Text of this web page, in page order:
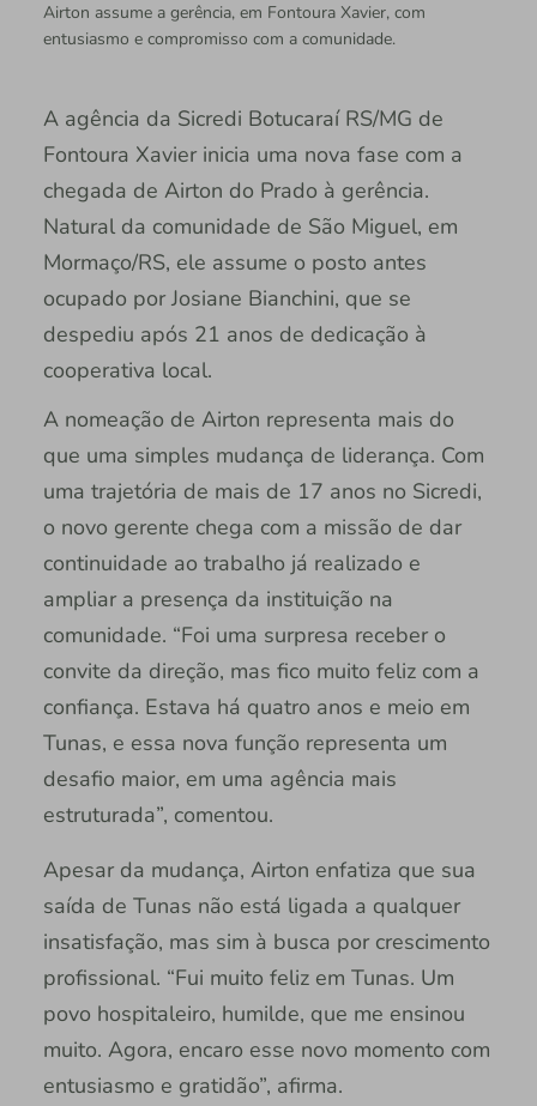
Airton assume a gerência, em Fontoura Xavier, com
entusiasmo e compromisso com a comunidade.
A agência da Sicredi Botucaraí RS/MG de
Fontoura Xavier inicia uma nova fase com a
chegada de Airton do Prado à gerência.
Natural da comunidade de São Miguel, em
Mormaço/RS, ele assume o posto antes
ocupado por Josiane Bianchini, que se
despediu após 21 anos de dedicação à
cooperativa local.
A nomeação de Airton representa mais do
que uma simples mudança de liderança. Com
uma trajetória de mais de 17 anos no Sicredi,
o novo gerente chega com a missão de dar
continuidade ao trabalho já realizado e
ampliar a presença da instituição na
comunidade. “Foi uma surpresa receber o
convite da direção, mas fico muito feliz com a
confiança. Estava há quatro anos e meio em
Tunas, e essa nova função representa um
desafio maior, em uma agência mais
estruturada”, comentou.
Apesar da mudança, Airton enfatiza que sua
saída de Tunas não está ligada a qualquer
insatisfação, mas sim à busca por crescimento
profissional. “Fui muito feliz em Tunas. Um
povo hospitaleiro, humilde, que me ensinou
muito. Agora, encaro esse novo momento com
entusiasmo e gratidão”, afirma.